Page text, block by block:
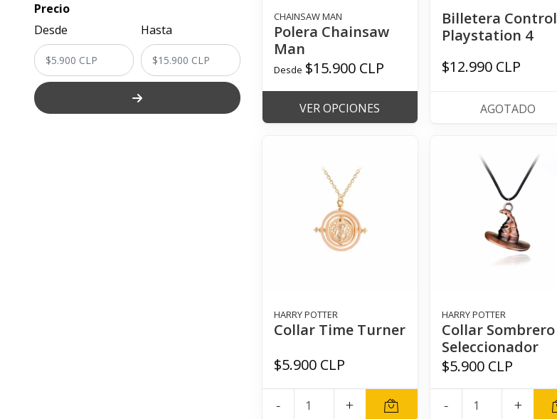
Precio
Desde
Hasta
CHAINSAW MAN
Polera Chainsaw
Man
Desde $15.900 CLP
VER OPCIONES
Billetera Control
Playstation 4
$12.990 CLP
AGOTADO
HARRY POTTER
Collar Time Turner
$5.900 CLP
- +
HARRY POTTER
Collar Sombrero
Seleccionador
$5.900 CLP
- +